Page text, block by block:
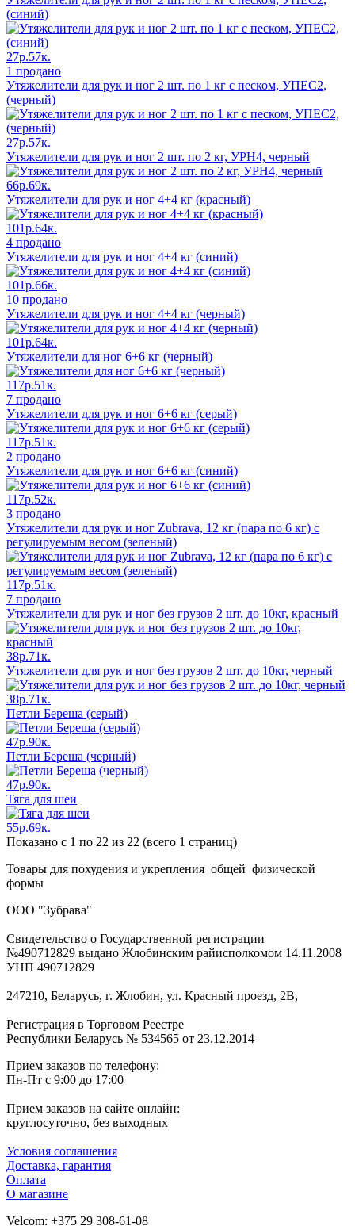
(синий)
27р.57к.
1 продано
Утяжелители для рук и ног 2 шт. по 1 кг с песком, УПЕС2,
(черный)
27р.57к.
Утяжелители для рук и ног 2 шт. по 2 кг, УРН4, черный
66р.69к.
Утяжелители для рук и ног 4+4 кг (красный)
101р.64к.
4 продано
Утяжелители для рук и ног 4+4 кг (синий)
101р.66к.
10 продано
Утяжелители для рук и ног 4+4 кг (черный)
101р.64к.
Утяжелители для ног 6+6 кг (черный)
117р.51к.
7 продано
Утяжелители для рук и ног 6+6 кг (серый)
117р.51к.
2 продано
Утяжелители для рук и ног 6+6 кг (синий)
117р.52к.
3 продано
Утяжелители для рук и ног Zubrava, 12 кг (пара по 6 кг) с
регулируемым весом (зеленый)
117р.51к.
7 продано
Утяжелители для рук и ног без грузов 2 шт. до 10кг, красный
38р.71к.
Утяжелители для рук и ног без грузов 2 шт. до 10кг, черный
38р.71к.
Петли Береша (серый)
47р.90к.
Петли Береша (черный)
47р.90к.
Тяга для шеи
55р.69к.
Показано с 1 по 22 из 22 (всего 1 страниц)
Товары для похудения и укрепления общей физической
формы
ООО "Зубрава"
Свидетельство о Государственной регистрации
№490712829 выдано Жлобинским райисполкомом 14.11.2008
УНП 490712829
247210, Беларусь, г. Жлобин, ул. Красный проезд, 2В,
Регистрация в Торговом Реестре
Республики Беларусь № 534565 от 23.12.2014
Прием заказов по телефону:
Пн-Пт с 9:00 до 17:00
Прием заказов на сайте онлайн:
круглосуточно, без выходных
Условия соглашения
Доставка, гарантия
Оплата
О магазине
Velcom: +375 29 308-61-08